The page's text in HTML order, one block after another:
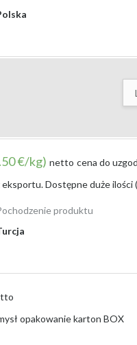
, co oznaczało wzrost o4,6%
śledząc notowania na
Giełda Rolna Agro-
i kupującym szybko
targi i sklepy z
skorzystać z
temu rolnicy mogą łatwo
€/kg) netto cena do
produktu
opakowanie karton BOX